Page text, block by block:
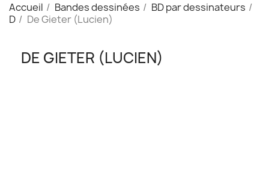
Accueil Bandes dessinées
BD par dessinateurs
D
De Gieter (Lucien)
DE GIETER (LUCIEN)